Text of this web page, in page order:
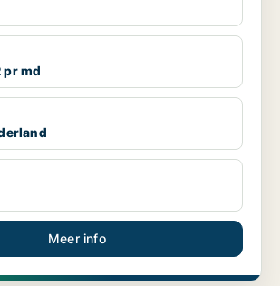
pr md
Meer info